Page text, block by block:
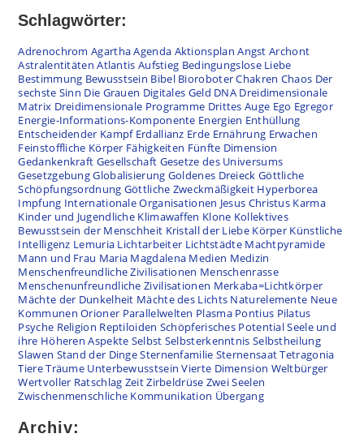
Schlagwörter:
Adrenochrom AgarthaAgenda Aktionsplan Angst Archont
Astralentitäten Atlantis Aufstieg Bedingungslose Liebe
Bestimmung Bewusstsein Bibel BioroboterChakren Chaos Der
sechste Sinn Die Grauen Digitales Geld DNA Dreidimensionale
Matrix Dreidimensionale Programme Drittes Auge Ego Egregor
Energie-Informations-Komponente Energien Enthüllung
Entscheidender Kampf Erdallianz Erde Ernährung Erwachen
Feinstoffliche Körper Fähigkeiten Fünfte Dimension
Gedankenkraft Gesellschaft Gesetze des Universums
GesetzgebungGlobalisierung Goldenes Dreieck Göttliche
Schöpfungsordnung Göttliche Zweckmäßigkeit Hyperborea
Impfung Internationale Organisationen Jesus Christus Karma
Kinder und Jugendliche Klimawaffen Klone Kollektives
Bewusstsein der Menschheit Kristall der Liebe Körper Künstliche
Intelligenz Lemuria Lichtarbeiter Lichtstädte Machtpyramide
Mann und Frau Maria Magdalena Medien Medizin
Menschenfreundliche Zivilisationen Menschenrasse
Menschenunfreundliche Zivilisationen Merkaba=Lichtkörper
Mächte der Dunkelheit Mächte des Lichts Naturelemente Neue
Kommunen Orioner Parallelwelten Plasma Pontius Pilatus
Psyche Religion Reptiloiden Schöpferisches PotentialSeele und
ihre Höheren Aspekte Selbst Selbsterkenntnis Selbstheilung
Slawen Stand der DingeSternenfamilie SternensaatTetragonia
TiereTräume Unterbewusstsein Vierte Dimension Weltbürger
Wertvoller Ratschlag ZeitZirbeldrüse Zwei Seelen
Zwischenmenschliche Kommunikation Übergang
Archiv: